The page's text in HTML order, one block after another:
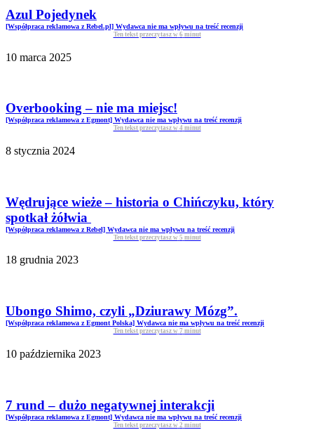
Azul Pojedynek
[Współpraca reklamowa z Rebel.pl] Wydawca nie ma wpływu na treść recenzji
Ten tekst przeczytasz w 6 minut
10 marca 2025
Overbooking – nie ma miejsc!
[Współpraca reklamowa z Egmont] Wydawca nie ma wpływu na treść recenzji
Ten tekst przeczytasz w 4 minut
8 stycznia 2024
Wędrujące wieże – historia o Chińczyku, który
spotkał żółwia
[Współpraca reklamowa z Rebel] Wydawca nie ma wpływu na treść recenzji
Ten tekst przeczytasz w 5 minut
18 grudnia 2023
Ubongo Shimo, czyli „Dziurawy Mózg”.
[Współpraca reklamowa z Egmont Polska] Wydawca nie ma wpływu na treść recenzji
Ten tekst przeczytasz w 7 minut
10 października 2023
7 rund – dużo negatywnej interakcji
[Współpraca reklamowa z Egmont] Wydawca nie ma wpływu na treść recenzji
Ten tekst przeczytasz w 2 minut